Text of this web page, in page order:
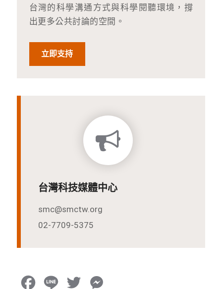
台灣的科學溝通方式與科學閱聽環境，撐
出更多公共討論的空間。
立即支持
台灣科技媒體中心
smc@smctw.org
02-7709-5375